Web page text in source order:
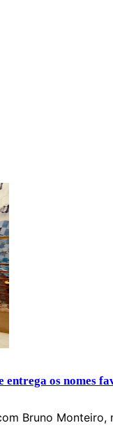
entrega os nomes
Bruno